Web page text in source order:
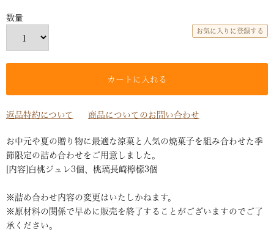
お気に入りに登録する
カートに入れる
返品特約について 商品についてのお問い合わせ
お中元や夏の贈り物に最適な涼菓と人気の焼菓子を組み合わせた季
節限定の詰め合わせをご用意しました。
[内容]白桃ジュレ3個、桃璃長崎檸檬3個
※詰め合わせ内容の変更はいたしかねます。
※原材料の関係で早めに販売を終了することがございますのでご了
承ください。